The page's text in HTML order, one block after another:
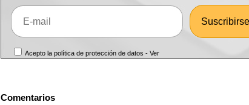
Acepto la política de protección de datos -Ver
Comentarios